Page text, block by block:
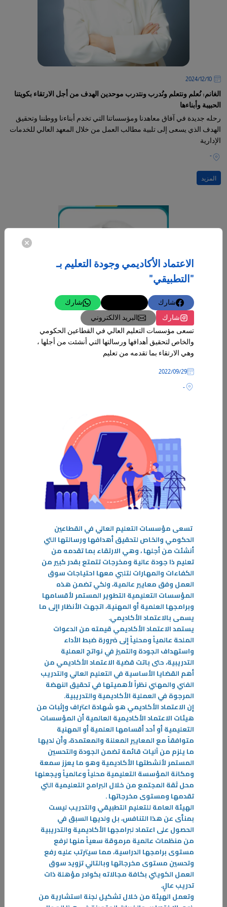
10‏/12‏/2024
الغانم: نُعلم ونتعلم ونُدرب ونتدرب موحدين الهدف من أجل الارتقاء بكويتنا
الحبيبة وأبناءها
رحله جديدة في آفاق معاهدنا ومؤسساتنا التي تخدم أبناءنا ووطننا وتحقيق
الهدف الذي يسعى إلى تلبية مطالب العمل من خلال المعهد العالي للخدمات
الإدارية
-
المزيد
العمل الحر نجاح للحاضر ومنارة للمستقبل
قصــة نجــاح
دائماً ما تسعى دولة الكويت إلى دعم الشباب في شتى المجالات وذلك ترجمةً
لمبادرة صاحب السمو أمير البلاد الراحل الشيخ صباح الأحمد الجابر
الاعتماد الأكاديمي وجودة التعليم بـ
"التطبيقي"
شارك
شارك
شارك
البريد الالكتروني
تسعى مؤسسات التعليم العالي في القطاعين الحكومي
والخاص لتحقيق أهدافها ورسالتها التي أنشئت من أجلها ،
وهي الارتقاء بما تقدمه من تعليم
29‏/09‏/2022
-
تسعى مؤسسات التعليم العالي في القطاعين
الحكومي والخاص لتحقيق أهدافها ورسالتها التي
أنشئت من أجلها ، وهي الارتقاء بما تقدمه من
تعليم ذا جودة عالية ومخرجات تتمتع بقدر كبير من
الكفاءات والمهارات لتلبي معها احتياجات سوق
العمل وفق معايير عالمية، ولكي تضمن هذه
المؤسسات التعليمية التطوير المستمر لأقسامها
وبرامجها العلمية أو المهنية، اتجهت الأنظار اإلى ما
يسمى بالاعتماد الأكاديمي.
يستمد الاعتماد الأكاديمي قيمته من الدعوات
الملحة عالمياً ومحلياً إلى ضرورة ضبط الأداء
واستهداف الجودة والتميز في نواتج العملية
التدريبية، حتى باتت قضية الاعتماد الأكاديمي من
أهم القضايا الأساسية في التعليم العالي والتدريب
الفني والمهني نظراً لأهميتها في تحقيق النهضة
المرجوة في العملية الأكاديمية والتدريبية.
إن الاعتماد الأكاديمي هو شهادة اعتراف وإثبات من
هيئات الاعتماد الأكاديمية العالمية أن المؤسسات
التعليمية أو أحد أقسامها العلمية أو المهنية
متوافقاً مع المعايير المعلنة والمعتمدة، وأن لديها
ما يلزم من آليات قائمة تضمن الجودة والتحسين
المستمر لأنشطتها الأكاديمية وهو ما يعزز سمعة
ومكانة المؤسسة التعليمية محلياً وعالمياً ويجعلها
محل ثقة المجتمع من خلال البرامج التعليمية التي
تقدمها ومستوى مخرجاتها.
الهيئة العامة للتعليم التطبيقي والتدريب ليست
بمنأى عن هذا التنافس، بل ولديها السبق في
الحصول على اعتماد لبرامجها الأكاديمية والتدريبية
من منظمات عالمية مرموقة سعياً منها لرفع
مستوى برامجها الدراسية، مما سيترتب عليه رفع
وتحسين مستوى مخرجاتها وبالتالي تزويد سوق
العمل الكويتي بكافة مجالاته بكوادر مؤهلة ذات
تدريب عالٍ.
وتعمل الهيئة من خلال تشكيل لجنة استشارية من